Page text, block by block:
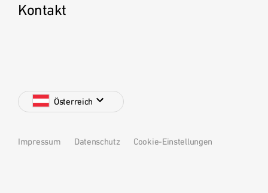
Kontakt
Österreich
Impressum Datenschutz Cookie-Einstellungen